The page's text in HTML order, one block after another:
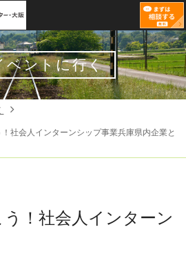
ベントに行く
！社会人インターンシップ事業兵庫県内企業と
！社会人インターン